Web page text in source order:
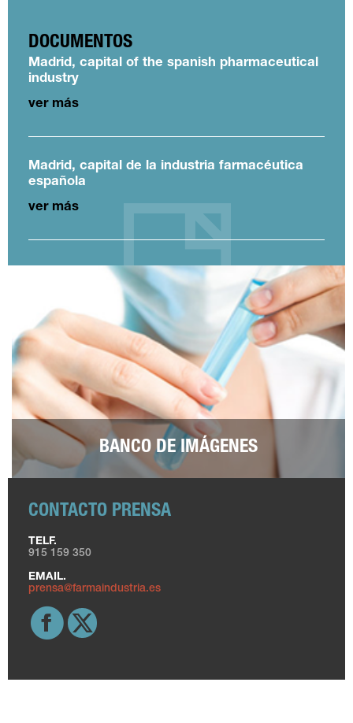
DOCUMENTOS
Madrid, capital of the spanish pharmaceutical
industry
ver más
Madrid, capital de la industria farmacéutica
española
ver más
BANCO DE IMÁGENES
CONTACTO PRENSA
TELF.
915 159 350
EMAIL.
prensa@farmaindustria.es